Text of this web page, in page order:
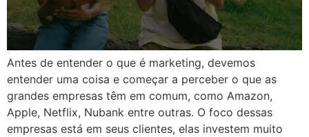
Antes de entender o que é marketing, devemos
entender uma coisa e começar a perceber o que as
grandes empresas têm em comum, como Amazon,
Apple, Netflix, Nubank entre outras. O foco dessas
empresas está em seus clientes, elas investem muito